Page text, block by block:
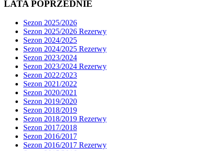
LATA POPRZEDNIE
Sezon 2025/2026
Sezon 2025/2026 Rezerwy
Sezon 2024/2025
Sezon 2024/2025 Rezerwy
Sezon 2023/2024
Sezon 2023/2024 Rezerwy
Sezon 2022/2023
Sezon 2021/2022
Sezon 2020/2021
Sezon 2019/2020
Sezon 2018/2019
Sezon 2018/2019 Rezerwy
Sezon 2017/2018
Sezon 2016/2017
Sezon 2016/2017 Rezerwy